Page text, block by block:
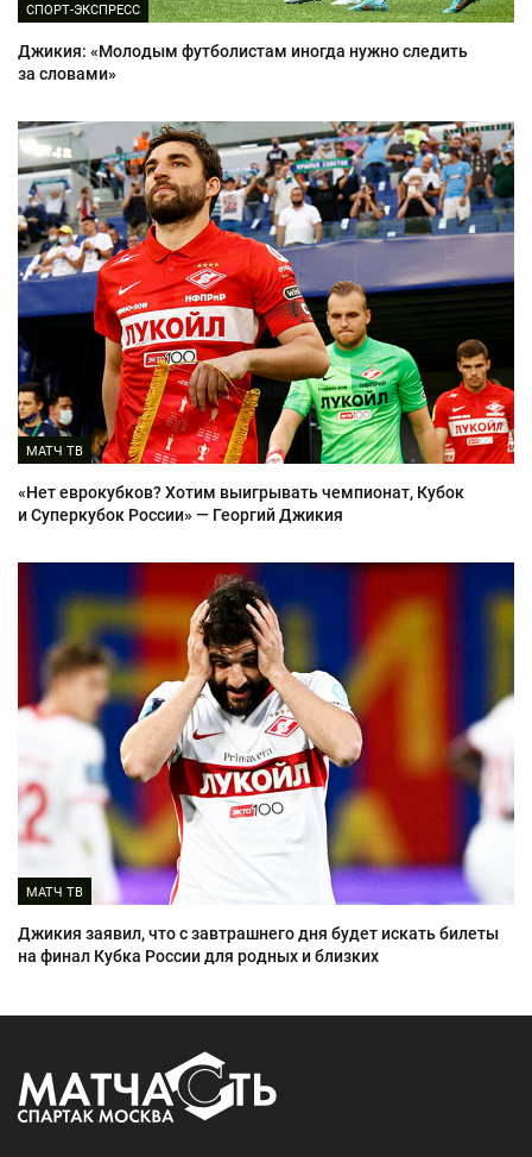
СПОРТ-ЭКСПРЕСС
Джикия: «Молодым футболистам иногда нужно следить
за словами»
МАТЧ ТВ
«Нет еврокубков? Хотим выигрывать чемпионат, Кубок
и Суперкубок России» — Георгий Джикия
МАТЧ ТВ
Джикия заявил, что с завтрашнего дня будет искать билеты
на финал Кубка России для родных и близких